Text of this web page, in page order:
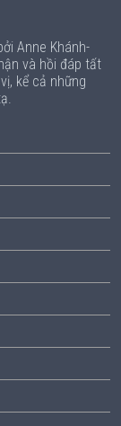
Anne Khánh-
và hồi đáp tất
kể cả những